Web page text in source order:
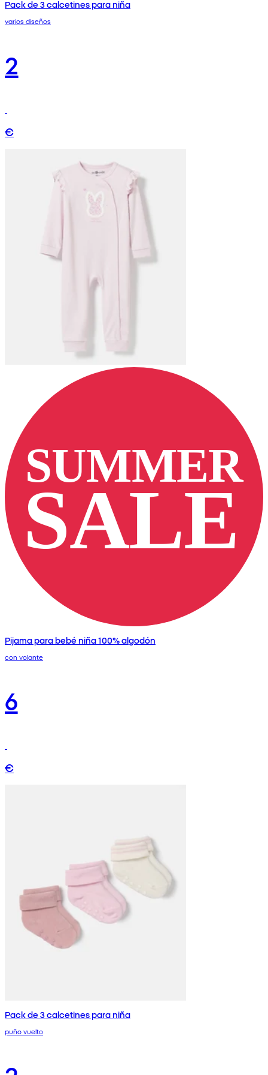
Pack de 3 calcetines para niña
varios diseños
2
€
Pijama para bebé niña 100% algodón
con volante
6
€
Pack de 3 calcetines para niña
puño vuelto